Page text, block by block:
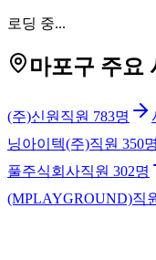
로딩 중...
마포구 주요
(주)신원 직원 783명
닝아이텍(주)직원 350명
풀주식회사직원 302명
(MPLAYGROUND)직